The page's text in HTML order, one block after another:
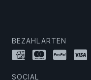
BEZAHLARTEN
SOCIAL